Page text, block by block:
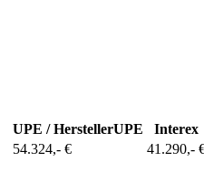
UPE / HerstellerUPE
Interex
54.324,- € 41.290,-